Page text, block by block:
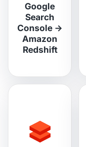
Google
Search
Console→
Amazon
Redshift